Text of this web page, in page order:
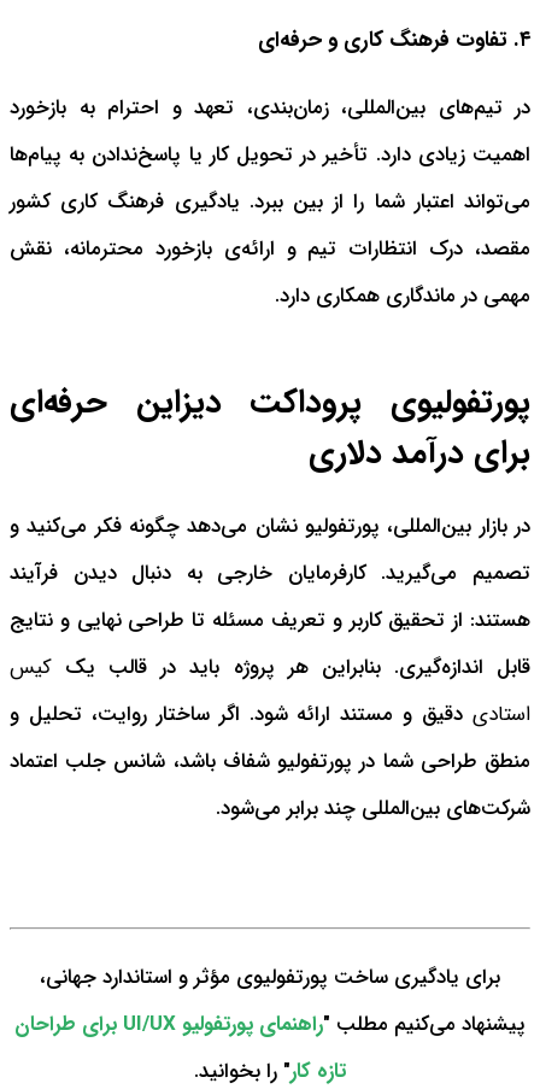
۴. تفاوت فرهنگ کاری و حرفه‌ای
در تیم‌های بین‌المللی، زمان‌بندی، تعهد و احترام به بازخورد
اهمیت زیادی دارد. تأخیر در تحویل کار یا پاسخ‌ندادن به پیام‌ها
می‌تواند اعتبار شما را از بین ببرد. یادگیری فرهنگ کاری کشور
مقصد، درک انتظارات تیم و ارائه‌ی بازخورد محترمانه، نقش
مهمی در ماندگاری همکاری دارد.
پورتفولیوی پروداکت دیزاین حرفه‌ای
برای درآمد دلاری
در بازار بین‌المللی، پورتفولیو نشان می‌دهد چگونه فکر می‌کنید و
تصمیم می‌گیرید. کارفرمایان خارجی به دنبال دیدن فرآیند
هستند: از تحقیق کاربر و تعریف مسئله تا طراحی نهایی و نتایج
قابل اندازه‌گیری. بنابراین هر پروژه باید در قالب یک کیس
استادی دقیق و مستند ارائه شود. اگر ساختار روایت، تحلیل و
منطق طراحی شما در پورتفولیو شفاف باشد، شانس جلب اعتماد
شرکت‌های بین‌المللی چند برابر می‌شود.
برای یادگیری ساخت پورتفولیوی مؤثر و استاندارد جهانی،
پیشنهاد می‌کنیم مطلب "
راهنمای پورتفولیو UI/UX برای طراحان
تازه‌ کار" را بخوانید.